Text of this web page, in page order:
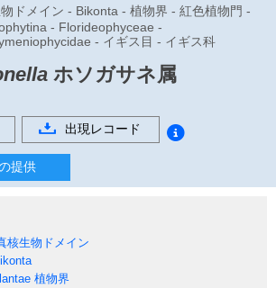
ドメイン - Bikonta - 植物界 - 紅色植物門 -
- Florideophyceae -
- イギス目 - イギス科
ホソガサネ属
出現レコード
提供
核生物ドメイン
植物界